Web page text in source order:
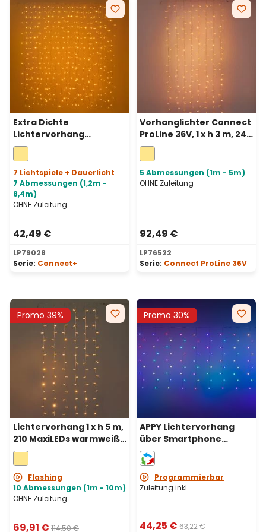
Extra Dichte
Lichtervorhang
Connect+ 1,2 m x H 1,2 m,
400 LEDs Warmweiß,
transparentes Kabel,
erweiterbar
7 Lichtspiele + Dauerlicht
7 Abmessungen (1,2m -
8,4m)
OHNE Zuleitung
42,49 €
LP79028
Serie: Connect+
Vorhanglichter Connect
ProLine 36V, 1 x h 3 m, 240
Maxiled warmweiß,
transparentes Kabel,
erweiterbar
5 Abmessungen (1m - 5m)
OHNE Zuleitung
92,49 €
LP76522
Serie: Connect ProLine 36V
Promo 39%
Lichtervorhang 1 x h 5 m,
210 MaxiLEDs warmweiß,
transparentes Kabel,
erweiterbar
Flashing
10 Abmessungen (1m - 10m)
OHNE Zuleitung
69,91 € 114,50 €
Promo 30%
APPY Lichtervorhang
über Smartphone
steuerbar 4 x h 0,9 m, 180
PixelLEDs RGB, weißes
KabelProgrammierbar
Zuleitung inkl.
44,25 € 63,22 €